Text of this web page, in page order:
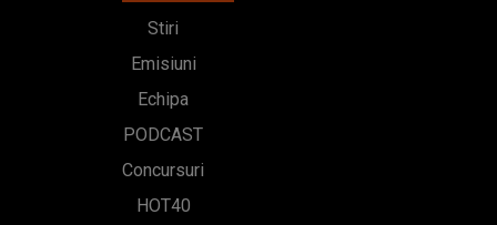
Stiri
Emisiuni
Echipa
PODCAST
Concursuri
HOT40